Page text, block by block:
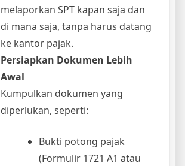
melaporkan SPT kapan saja dan
di mana saja, tanpa harus datang
ke kantor pajak.
Persiapkan Dokumen Lebih
Awal
Kumpulkan dokumen yang
diperlukan, seperti:
Bukti potong pajak
(Formulir 1721 A1 atau